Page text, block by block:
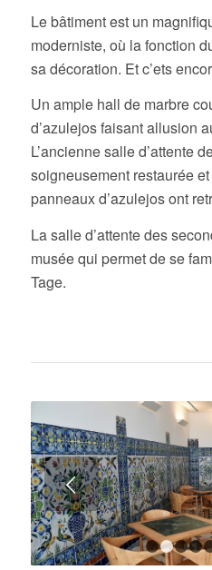
Le bâtiment est un
moderniste, où la fonction
sa décoration. Et c’ets
Un ample hall de marbre
d’azulejos faisant allusion
L’ancienne salle d’attente
soigneusement restaurée
panneaux d’azulejos ont
La salle d’attente des
musée qui permet de se
Tage.
Suivant